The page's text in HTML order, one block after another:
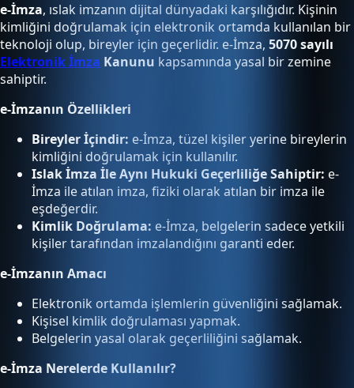
e-İmza, ıslak imzanın dijital dünyadaki karşılığıdır. Kişinin
kimliğini doğrulamak için elektronik ortamda kullanılan bir
teknoloji olup, bireyler için geçerlidir. e-İmza, 5070 sayılı
Elektronik İmza Kanunu kapsamında yasal bir zemine
sahiptir.
e-İmzanın Özellikleri
Bireyler İçindir: e-İmza, tüzel kişiler yerine bireylerin
kimliğini doğrulamak için kullanılır.
Islak İmza İle Aynı Hukuki Geçerliliğe Sahiptir: e-
İmza ile atılan imza, fiziki olarak atılan bir imza ile
eşdeğerdir.
Kimlik Doğrulama: e-İmza, belgelerin sadece yetkili
kişiler tarafından imzalandığını garanti eder.
e-İmzanın Amacı
Elektronik ortamda işlemlerin güvenliğini sağlamak.
Kişisel kimlik doğrulaması yapmak.
Belgelerin yasal olarak geçerliliğini sağlamak.
e-İmza Nerelerde Kullanılır?